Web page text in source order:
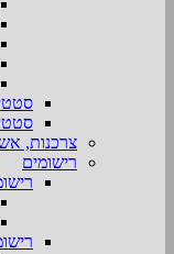
צרכנות,
רישומים